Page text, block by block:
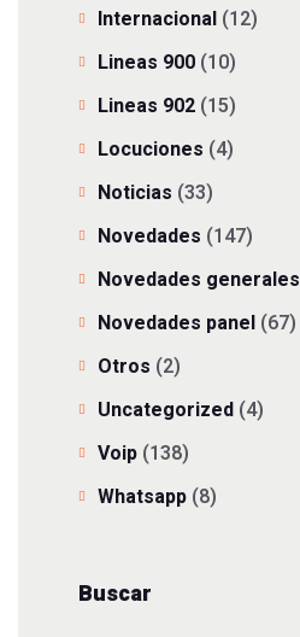
Internacional (12)
Lineas 900 (10)
Lineas 902 (15)
Locuciones (4)
Noticias (33)
Novedades (147)
Novedades generales
Novedades panel (67)
Otros (2)
Uncategorized (4)
Voip (138)
Whatsapp (8)
Buscar